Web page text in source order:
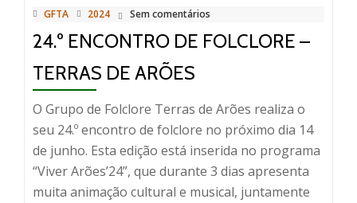
Arões
GFTA 2024 Sem comentários
24.º ENCONTRO DE FOLCLORE –
TERRAS DE ARÕES
O Grupo de Folclore Terras de Arões realiza o
seu 24.º encontro de folclore no próximo dia 14
de junho. Esta edição está inserida no programa
“Viver Arões’24”, que durante 3 dias apresenta
muita animação cultural e musical, juntamente